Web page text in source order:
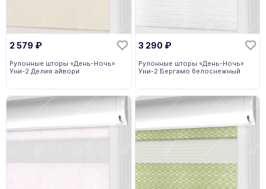
2 579 ₽
Рулонные шторы «День-Ночь»
Уни-2 Делия айвори
3 290 ₽
Рулонные шторы «День-Ночь»
Уни-2 Бергамо белоснежный